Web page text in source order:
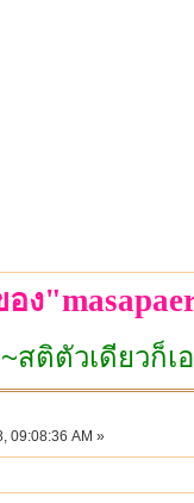
ง
ดียวก็เอาอยู่~
09:08:36 AM »